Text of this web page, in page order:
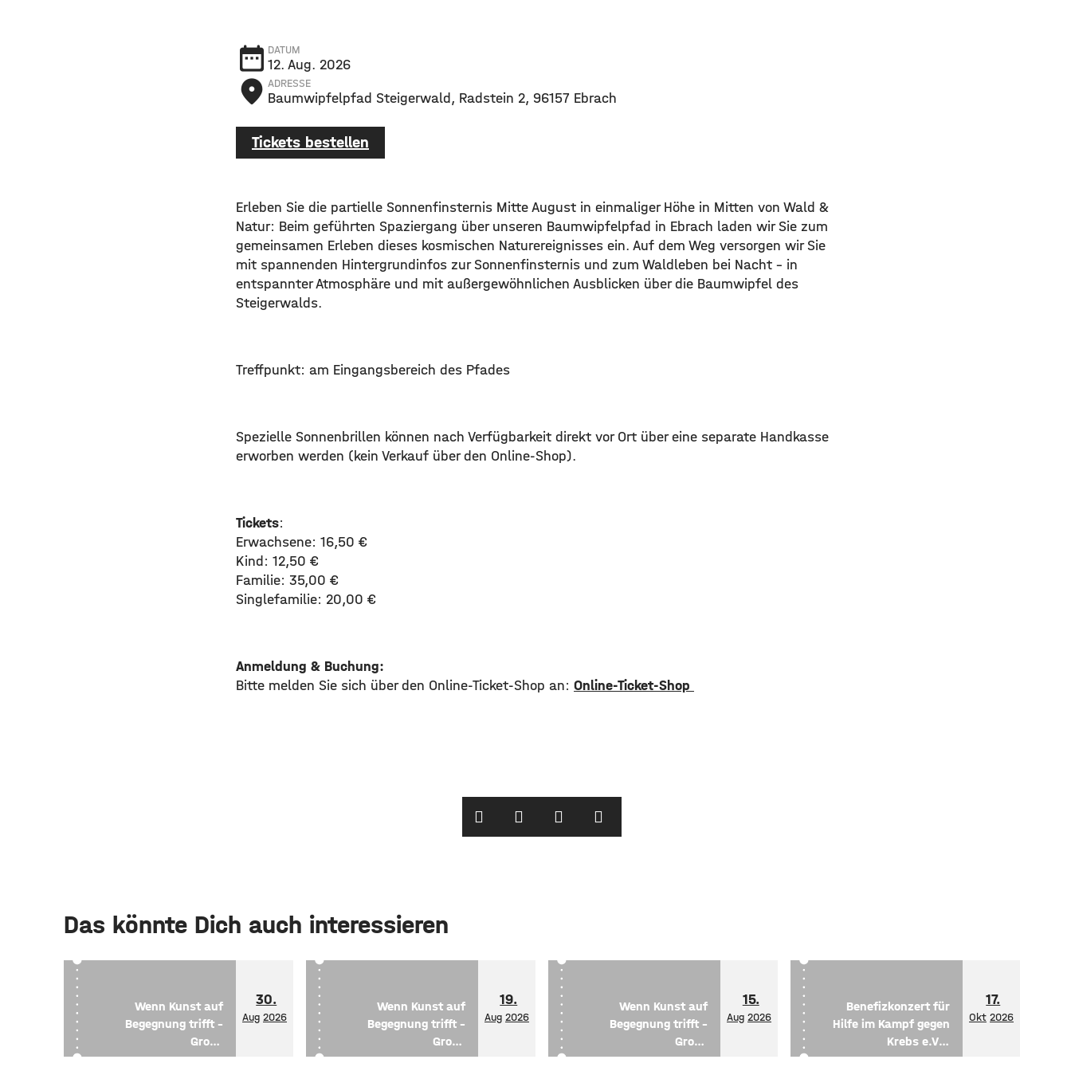
date_range DATUM
12. Aug. 2026
place ADRESSE
Baumwipfelpfad Steigerwald, Radstein 2, 96157 Ebrach
Tickets bestellen
Erleben Sie die partielle Sonnenfinsternis Mitte August in einmaliger Höhe in Mitten von Wald &
Natur: Beim geführten Spaziergang über unseren Baumwipfelpfad in Ebrach laden wir Sie zum
gemeinsamen Erleben dieses kosmischen Naturereignisses ein. Auf dem Weg versorgen wir Sie
mit spannenden Hintergrundinfos zur Sonnenfinsternis und zum Waldleben bei Nacht – in
entspannter Atmosphäre und mit außergewöhnlichen Ausblicken über die Baumwipfel des
Steigerwalds.
Treffpunkt: am Eingangsbereich des Pfades
Spezielle Sonnenbrillen können nach Verfügbarkeit direkt vor Ort über eine separate Handkasse
erworben werden (kein Verkauf über den Online-Shop).
Tickets:
Erwachsene: 16,50 €
Kind: 12,50 €
Familie: 35,00 €
Singlefamilie: 20,00 €
Anmeldung & Buchung:
Bitte melden Sie sich über den Online-Ticket-Shop an: Online-Ticket-Shop
Das könnte Dich auch interessieren
Wenn Kunst auf
Begegnung trifft –
Große
Gruppenausstellung
30.
Aug 2026
Wenn Kunst auf
Begegnung trifft –
Große
Gruppenausstellung
19.
Aug 2026
Wenn Kunst auf
Begegnung trifft –
Große
Gruppenausstellung
15.
Aug 2026
Benefizkonzert für
Hilfe im Kampf gegen
Krebs e.V. -
Vierfarben Saxophon
17.
Okt 2026